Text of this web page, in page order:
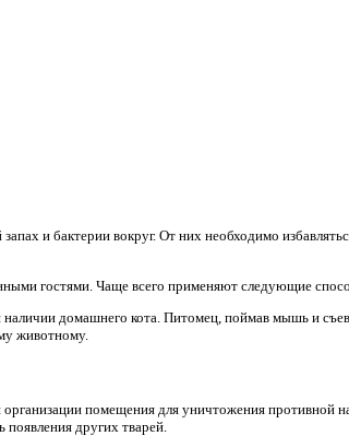
и бактерии вокруг. От них необходимо
гостями. Чаще всего применяют следующие
домашнего кота. Питомец, поймав мышь и
животному.
помещения для уничтожения противной
других тварей.